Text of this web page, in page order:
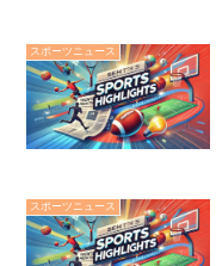
スポーツニュース
スポーツニュース